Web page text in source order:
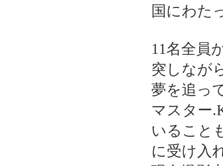
国にわた
11名全員
突しなが
夢を追っ
マスター
いること
に受け入